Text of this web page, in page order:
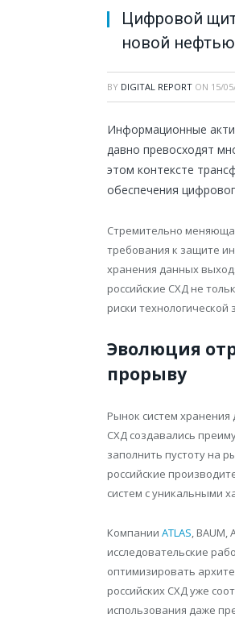
Цифровой
новой нефтью
BY DIGITAL REPORT ON 15/
Информационные
давно превосходят
этом контексте
обеспечения
Стремительно
требования к защите
хранения данных
российские СХД не
риски технологической
Эволюция
прорыву
Рынок систем
СХД создавались
заполнить пустоту на
российские
систем с уникальными
Компании ATLAS ,
исследовательские
оптимизировать
российских СХД уже
использования даже